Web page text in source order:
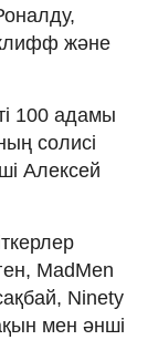
және
100 адамы
солисі
Алексей
MadMen
Ninety
мен әнші